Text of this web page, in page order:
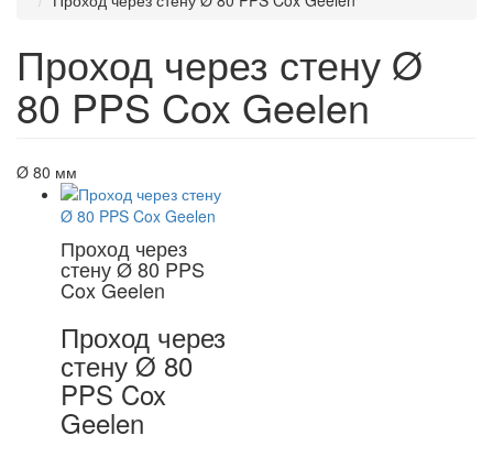
Проход через стену Ø
80 PPS Cox Geelen
Ø 80 мм
Проход через
стену Ø 80 PPS
Cox Geelen
Проход через
стену Ø 80
PPS Cox
Geelen